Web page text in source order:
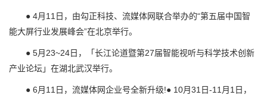
● 4月11日，由勾正科技、流媒体网联合举办的“第五届中国智
能大屏行业发展峰会”在北京举行。
● 5月23~24日，「长江论道暨第27届智能视听与科学技术创新
产业论坛」在湖北武汉举行。
● 6月11日，流媒体网企业号全新升级!● 10月31日-11月1日，